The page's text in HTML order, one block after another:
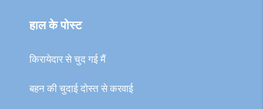
हाल के पोस्ट
किरायेदार से चुद गई मैं
बहन की चुदाई दोस्त से करवाई